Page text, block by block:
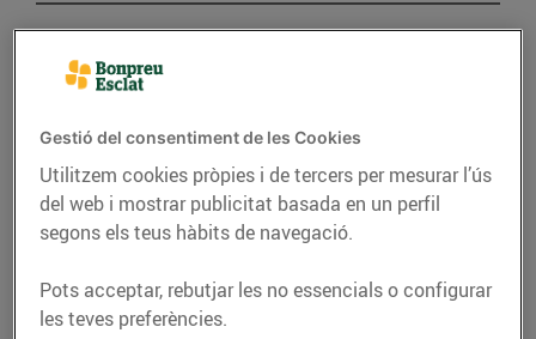
GASTRONOMIA I TRADICIONS
Gestió del consentiment de les Cookies
Utilitzem cookies pròpies i de tercers per mesurar l’ús
del web i mostrar publicitat basada en un perfil
segons els teus hàbits de navegació.
Pots acceptar, rebutjar les no essencials o configurar
les teves preferències.